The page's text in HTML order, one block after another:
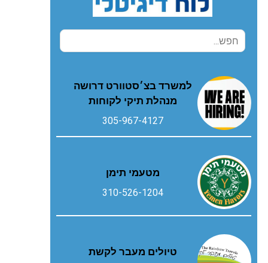
למשרד בצ׳סטוורט דרושה
מנהלת תיקי לקוחות
305-967-4127
מטעמי תימן
310-526-1204
טיולים מעבר לקשת